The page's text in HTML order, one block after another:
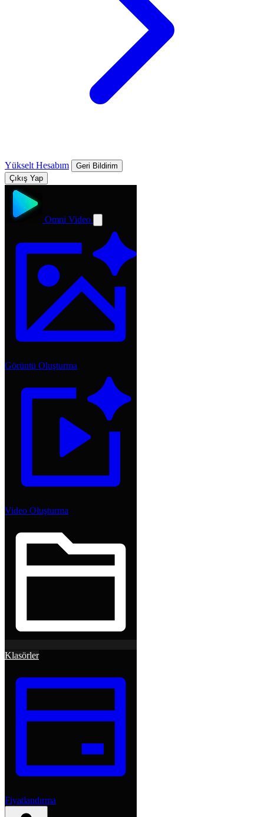
Yükselt Hesabım
Geri Bildirim
Çıkış Yap
Omni Video
Görüntü Oluşturma
Video Oluşturma
Klasörler
Fiyatlandırma